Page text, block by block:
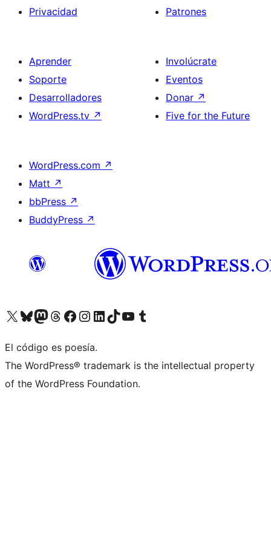
Privacidad
Patrones
Aprender
Soporte
Desarrolladores
WordPress.tv ↗
Involúcrate
Eventos
Donar ↗
Five for the Future
WordPress.com ↗
Matt ↗
bbPress ↗
BuddyPress ↗
Visita nuestra cuenta de X (anteriormente Twitter)
Visita nuestra cuenta de Bluesky
Visita nuestra cuenta de Mastodon
Visita nuestra cuenta de Threads
Visita nuestra página de Facebook
Visita nuestra cuenta de Instagram
Visita nuestra cuenta de LinkedIn
Visita nuestra cuenta de TikTok
Visita nuestro canal de YouTube
Visita nuestra cuenta de Tumblr
El código es poesía.
The WordPress® trademark is the intellectual property
of the WordPress Foundation.